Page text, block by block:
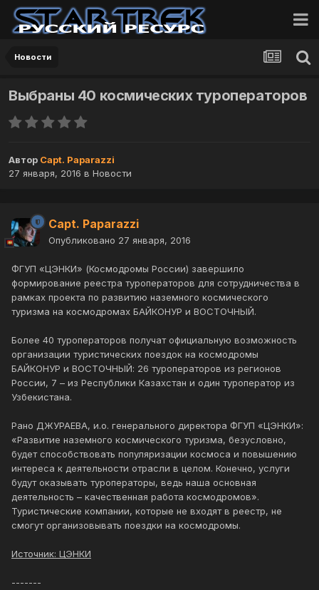
Новости
Выбраны 40 космических туроператоров
Автор Capt. Paparazzi
27 января, 2016 в Новости
Capt. Paparazzi
Опубликовано 27 января, 2016
ФГУП «ЦЭНКИ» (Космодромы России) завершило
формирование реестра туроператоров для сотрудничества в
рамках проекта по развитию наземного космического
туризма на космодромах БАЙКОНУР и ВОСТОЧНЫЙ.
Более 40 туроператоров получат официальную возможность
организации туристических поездок на космодромы
БАЙКОНУР и ВОСТОЧНЫЙ: 26 туроператоров из регионов
России, 7 – из Республики Казахстан и один туроператор из
Узбекистана.
Рано ДЖУРАЕВА, и.о. генерального директора ФГУП «ЦЭНКИ»:
«Развитие наземного космического туризма, безусловно,
будет способствовать популяризации космоса и повышению
интереса к деятельности отрасли в целом. Конечно, услуги
будут оказывать туроператоры, ведь наша основная
деятельность – качественная работа космодромов».
Туристические компании, которые не входят в реестр, не
смогут организовывать поездки на космодромы.
Источник: ЦЭНКИ
-------